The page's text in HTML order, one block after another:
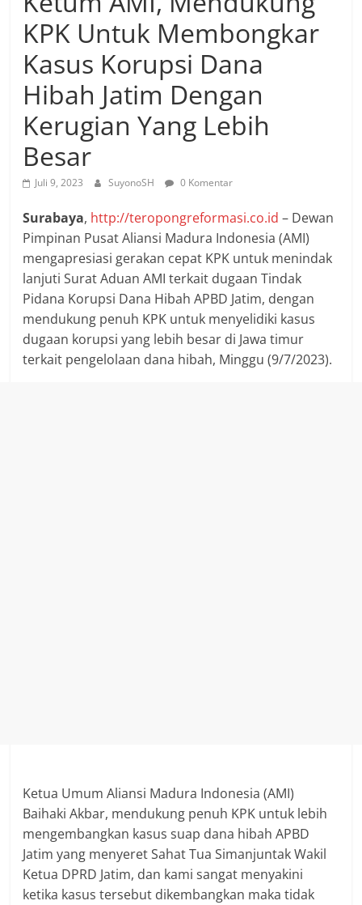
KPK Untuk Membongkar
Kasus Korupsi Dana
Hibah Jatim Dengan
Kerugian Yang Lebih
Besar
Juli 9, 2023 SuyonoSH 0 Komentar
Surabaya, http://teropongreformasi.co.id – Dewan
Pimpinan Pusat Aliansi Madura Indonesia (AMI)
mengapresiasi gerakan cepat KPK untuk menindak
lanjuti Surat Aduan AMI terkait dugaan Tindak
Pidana Korupsi Dana Hibah APBD Jatim, dengan
mendukung penuh KPK untuk menyelidiki kasus
dugaan korupsi yang lebih besar di Jawa timur
terkait pengelolaan dana hibah, Minggu (9/7/2023).
Ketua Umum Aliansi Madura Indonesia (AMI)
Baihaki Akbar, mendukung penuh KPK untuk lebih
mengembangkan kasus suap dana hibah APBD
Jatim yang menyeret Sahat Tua Simanjuntak Wakil
Ketua DPRD Jatim, dan kami sangat menyakini
ketika kasus tersebut dikembangkan maka tidak